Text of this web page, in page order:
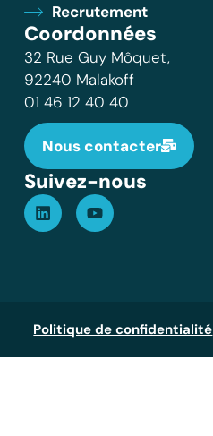
Recrutement
Coordonnées
32 Rue Guy Môquet,
92240 Malakoff
01 46 12 40 40
Nous contacter
Suivez-nous
Politique de confidentialité